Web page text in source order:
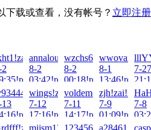
下载或查看，没有帐号？ 立即注册
annalou666888!zai!2026-
8-2
03:42!read!
wzchs666!zai!2026-
8-2
00:18!read!
8-1
13:46!read!
7-27
13
wings!zai!2026-
7-12
17:16!read!
voldemort!zai!2026-
7-11
14:17!read!
zjh!zai!2026-
7-9
01:09!read!
7-8